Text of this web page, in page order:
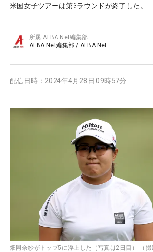
米国女子ツアーは第3ラウンドが終了した。
所属ALBA Net編集部
ALBA Net編集部 / ALBA Net
配信日時： 2024年4月28日 09時57分
畑岡奈紗がトップ5に浮上した（写真は2日目） （撮